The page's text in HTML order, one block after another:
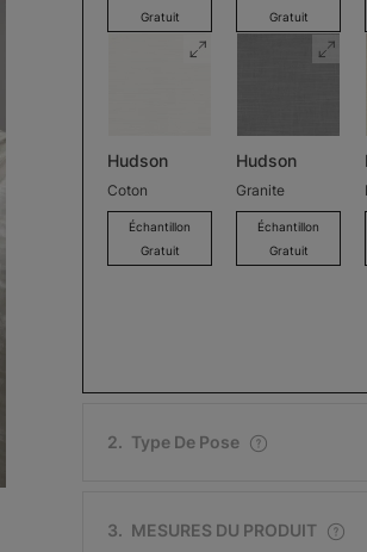
Gratuit
Gratuit
Hudson
Coton
Échantillon
Gratuit
Hudson
Granite
Échantillon
Gratuit
2. Type De Pose
3. MESURES DU PRODUIT